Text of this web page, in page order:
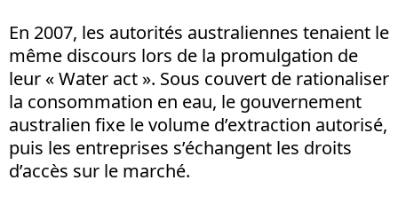
En 2007, les autorités australiennes tenaient le
même discours lors de la promulgation de
leur « Water act ». Sous couvert de rationaliser
la consommation en eau, le gouvernement
australien fixe le volume d’extraction autorisé,
puis les entreprises s’échangent les droits
d’accès sur le marché.